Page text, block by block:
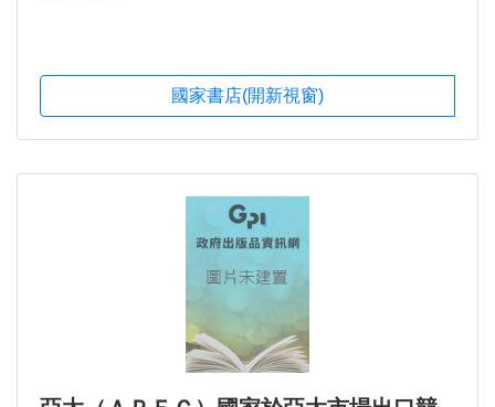
國家書店(開新視窗)